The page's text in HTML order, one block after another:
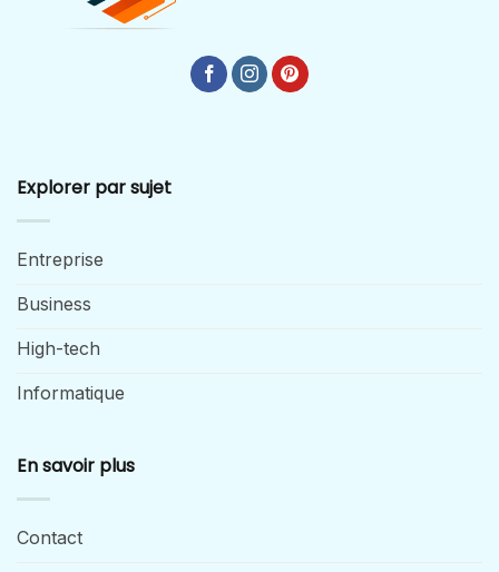
Explorer par sujet
Entreprise
Business
High-tech
Informatique
En savoir plus
Contact